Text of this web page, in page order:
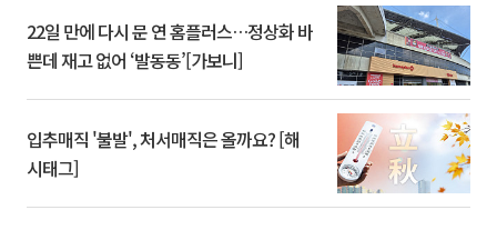
22일 만에 다시 문 연 홈플러스…정상화 바
쁜데 재고 없어 ‘발동동’[가보니]
입추매직 '불발', 처서매직은 올까요? [해
시태그]